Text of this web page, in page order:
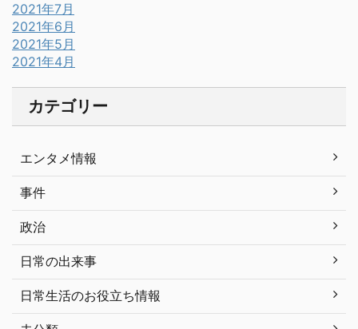
2021年7月
2021年6月
2021年5月
2021年4月
カテゴリー
エンタメ情報
事件
政治
日常の出来事
日常生活のお役立ち情報